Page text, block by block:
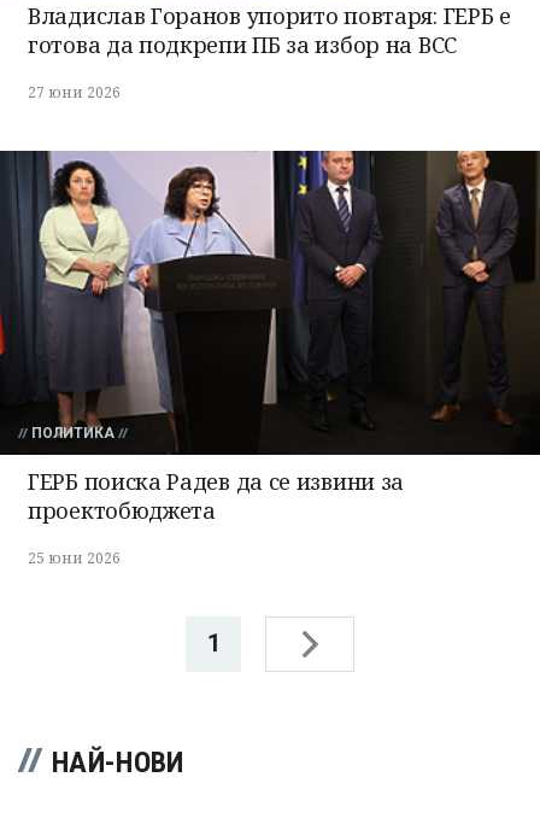
Владислав Горанов упорито повтаря: ГЕРБ е
готова да подкрепи ПБ за избор на ВСС
27 юни 2026
ПОЛИТИКА
ГЕРБ поиска Радев да се извини за
проектобюджета
25 юни 2026
1
НАЙ-НОВИ